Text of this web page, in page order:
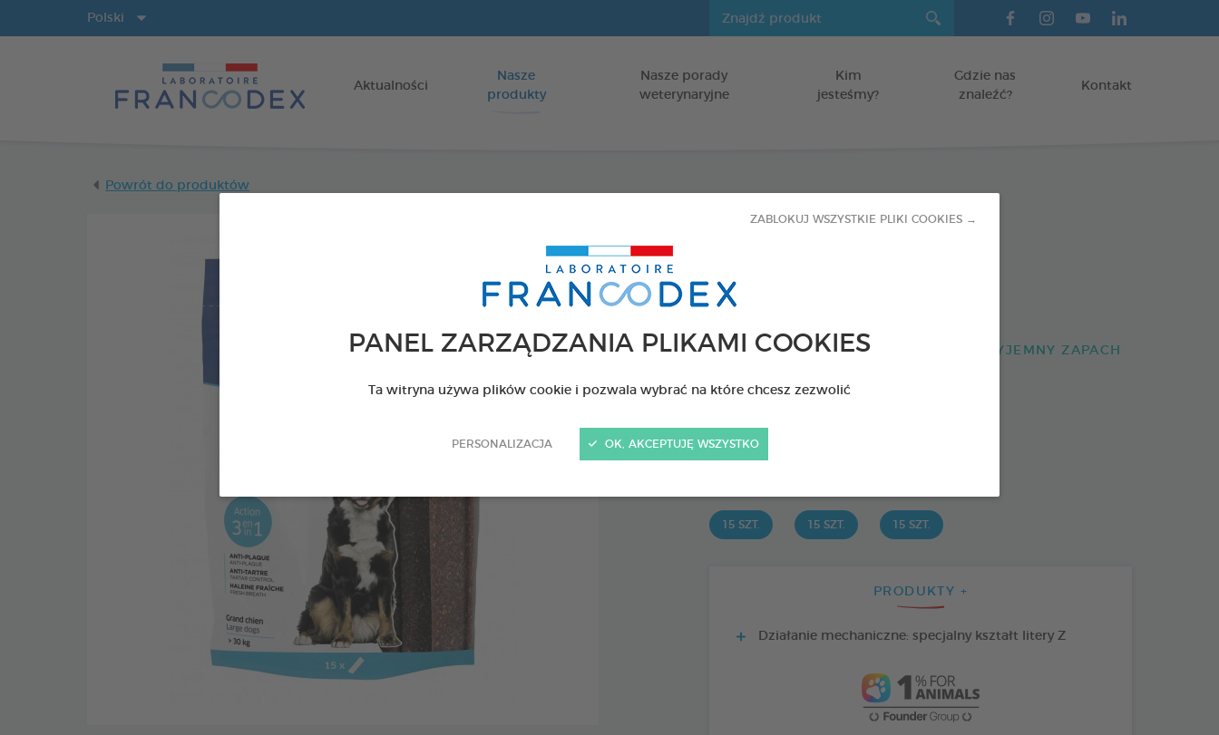
PANEL ZARZĄDZANIA PLIKAMI COOKIES
Ta witryna używa plików cookie i pozwala wybrać na które chcesz zezwolić
PERSONALIZACJA
ZABLOKUJ WSZYSTKIE PLIKI COOKIES →
OK, AKCEPTUJĘ WSZYSTKO
Idź do zawartości
Aktualności
Nasze
produkty
Nasze porady
weterynaryjne
Kim
jesteśmy?
Gdzie nas
znaleźć?
Kontakt
Polski
Powrót do produktów
Roślinne paski do
gryzienia
USUWAJĄCE OSAD NAZĘBNY I NIEPRZYJEMNY ZAPACH
15 SZT. 15 SZT. 15 SZT.
PRODUKTY +
Działanie mechaniczne: specjalny kształt litery Z